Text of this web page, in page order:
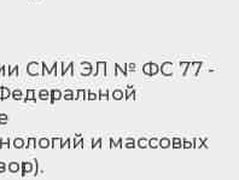
СМИ ЭЛ № ФС 77 -
и массовых